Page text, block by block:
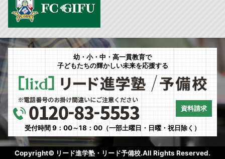
幼・小・中・高一貫教育で
子どもたちの輝かしい未来を応援する
資料請求
受付時間 9：00～18：00（一部土曜日・日曜・祝日除く）
Copyright© リード進学塾・リード予備校.All Rights Reserved.